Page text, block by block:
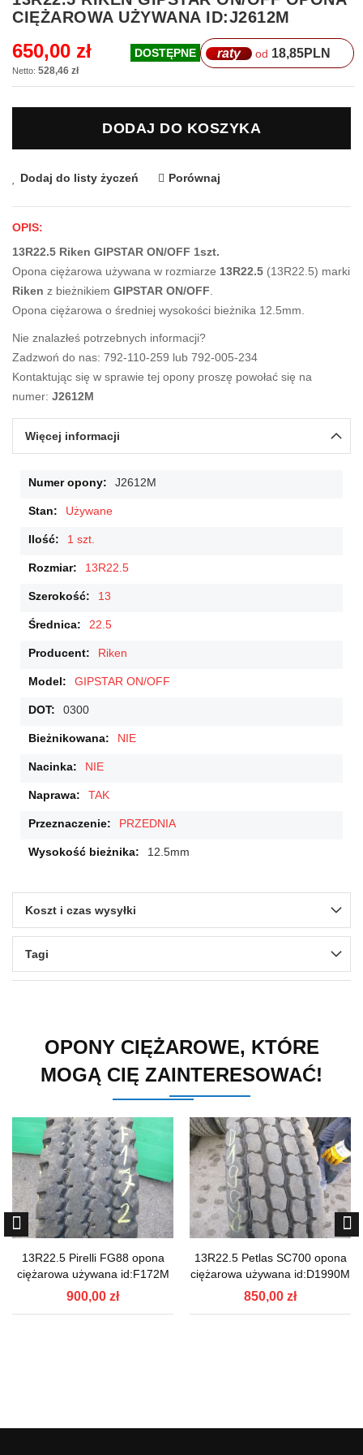
na
początek
CIĘŻAROWA UŻYWANA ID:J2612M
650,00 zł
528,46 zł
DOSTĘPNE raty od 18,85PLN
DODAJ DO KOSZYKA
Dodaj do listy życzeń Porównaj
OPIS:
13R22.5 Riken GIPSTAR ON/OFF 1szt.
Opona ciężarowa używana w rozmiarze 13R22.5 (13R22.5) marki
Riken z bieżnikiem GIPSTAR ON/OFF.
Opona ciężarowa o średniej wysokości bieżnika 12.5mm.
Nie znalazłeś potrzebnych informacji?
Zadzwoń do nas: 792-110-259 lub 792-005-234
Kontaktując się w sprawie tej opony proszę powołać się na
numer: J2612M
Więcej informacji
Więcej
J2612M
Używane
1 szt.
13R22.5
13
22.5
Riken
GIPSTAR ON/OFF
0300
NIE
NIE
TAK
PRZEDNIA
12.5mm
Koszt i czas wysyłki
Tagi
OPONY CIĘŻAROWE, KTÓRE
MOGĄ CIĘ ZAINTERESOWAĆ!
13R22.5 Pirelli FG88 opona
ciężarowa używana id:F172M
900,00 zł
13R22.5 Petlas SC700 opona
ciężarowa używana id:D1990M
850,00 zł